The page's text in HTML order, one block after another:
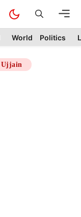
World Politics
Ujjain